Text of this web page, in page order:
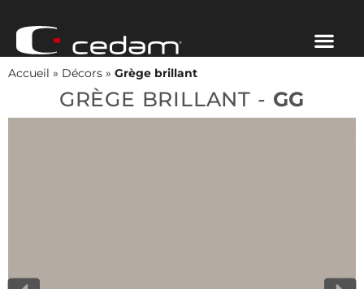
Accueil » Décors » Grège brillant
GRÈGE BRILLANT - GG